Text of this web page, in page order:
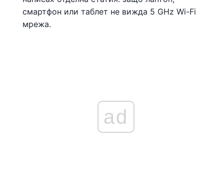
смартфон или таблет не вижда 5 GHz Wi-Fi
мрежа.
ad